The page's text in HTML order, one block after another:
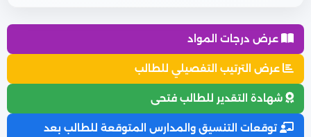
عرض درجات المواد
عرض الترتيب التفصيلي للطالب
شهادة التقدير للطالب فتحى
توقعات التنسيق والمدارس المتوقعة للطالب بعد